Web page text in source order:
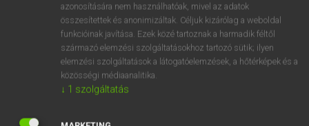
⚲ solarizationkeresése szótárainkban
DÍJMENTES ANGOL SZÓTÁR
azonosítására nem használhatóak, mivel az adatok
összesítettek és anonimizáltak. Céljuk kizárólag a weboldal
funkcióinak javítása. Ezek közé tartoznak a harmadik féltől
származó elemzési szolgáltatásokhoz tartozó sütik; ilyen
elemzési szolgáltatások a látogatóelemzések, a hőtérképek és a
közösségi médiaanalitika.
↓ 1 szolgáltatás